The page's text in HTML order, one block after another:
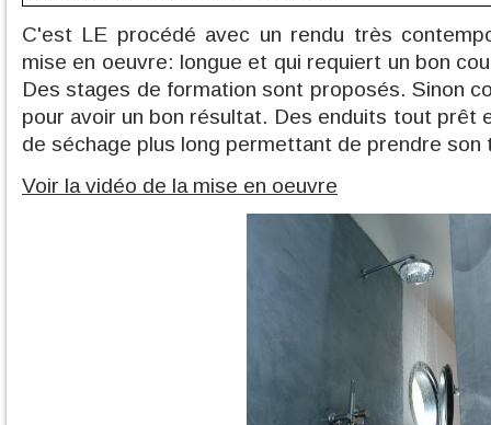
C'est LE procédé avec un rendu très
mise en oeuvre: longue et qui requiert un bon
Des stages de formation sont proposés. Sinon
pour avoir un bon résultat. Des enduits tout prêt
de séchage plus long permettant de prendre son
Voir la vidéo de la mise en oeuvre